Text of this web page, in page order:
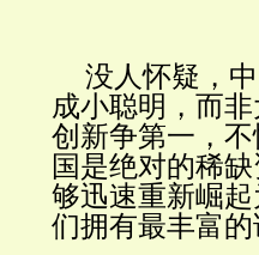
没人怀疑，
成小聪明，而
创新争第一，
国是绝对的稀
够迅速重新崛
们拥有最丰富的